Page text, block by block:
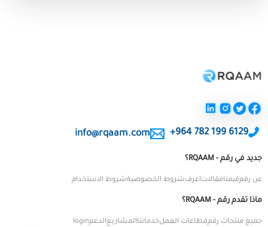
+964 782 199 6129
info@rqaam.com
جديد في رقم - RQAAM؟
عن رقمقيمنامقالاتاعرفشروط الخصوصيةشروط الاستخدام
ماذا تقدم رقم - RQAAM؟
جميع منتجات رقمقطاعات العملخدماتناالمشاريعالدعمlogin